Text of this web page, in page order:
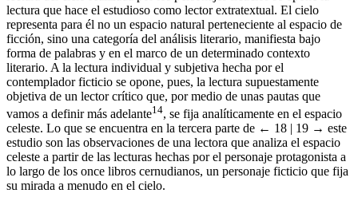
lectura que hace el estudioso como lector extratextual. El cielo
representa para él no un espacio natural perteneciente al espacio de
ficción, sino una categoría del análisis literario, manifiesta bajo
forma de palabras y en el marco de un determinado contexto
literario. A la lectura individual y subjetiva hecha por el
contemplador ficticio se opone, pues, la lectura supuestamente
objetiva de un lector crítico que, por medio de unas pautas que
vamos a definir más adelante14, se fija analíticamente en el espacio
celeste. Lo que se encuentra en la tercera parte de ← 18 | 19 → este
estudio son las observaciones de una lectora que analiza el espacio
celeste a partir de las lecturas hechas por el personaje protagonista a
lo largo de los once libros cernudianos, un personaje ficticio que fija
su mirada a menudo en el cielo.